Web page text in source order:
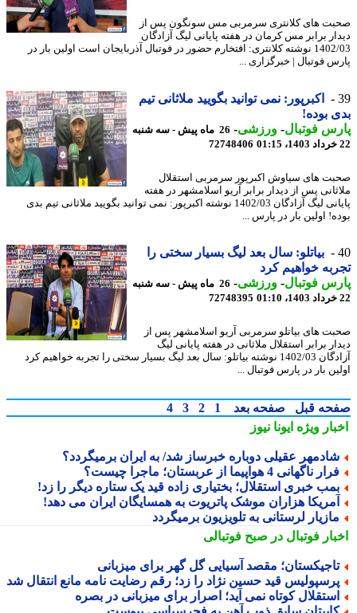
های کلانتری سرمربی مس سونگون پس از
برابر مس کرمان در هفته پایانی لیگ آزادگان
1402/03 نوشته کلانتری: افتخارم حضور در فوتبال آذربایجان است اولین بار در
فوتبال | خبرگزاری ...
اکبرپور: نمی توانید بگویید ملاثانی تیم
بوده!
فوتبال-ورزشی-
26 ماه پیش - سه شنبه
72748406
های سیاوش اکبرپور سرمربی استقلال
پس از دیدار برابر آریو اسلامشهر در هفته
پایانی لیگ آزادگان 1402/03 نوشته اکبرپور: نمی توانید بگویید ملاثانی تیم بدی
اولین بار در پارس ...
بیاتلو: سال بعد لیگ بسیار سختی را
خواهیم کرد
فوتبال-ورزشی-
26 ماه پیش - سه شنبه
72748395
های بیاتلو سرمربی آریو اسلامشهر پس از
برابر استقلال ملاثانی در هفته پایانی لیگ
آزادگان 1402/03 نوشته بیاتلو: سال بعد لیگ بسیار سختی را تجربه خواهیم کرد
بار در پارس فوتبال ...
قبل صفحه بعد 1
2
3
4
ویژهایونا نیوز
عقیلی دوباره خبرساز شد/ به ایران برمیگردد؟
ناگهانی 4 هواپیما از عربستان؛ ماجرا چیست؟
خبری استقلال؛ بختیاری زاده قید یک ستاره دیگر را زد!
هزاران موشک پاتریوت به همسایگان ایران می دهد!
لرستانی به تلویزیون برمیگردد
فوتبال در صبح فوتبالی
مقصد آسیایی گل گهر برای میزبانی
قید حسین نژاد را زد؛ رقم رضایت نامه مانع انتقال شد
کوتاه نمی آید؛ اصرار برای میزبانی در بصره